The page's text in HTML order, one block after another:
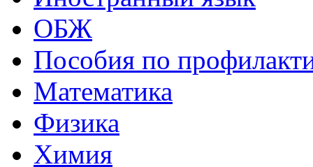
ОБЖ
Пособия по
Математика
Физика
Химия